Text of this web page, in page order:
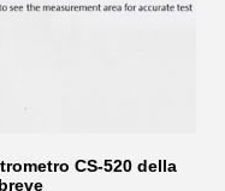
CS-520 della